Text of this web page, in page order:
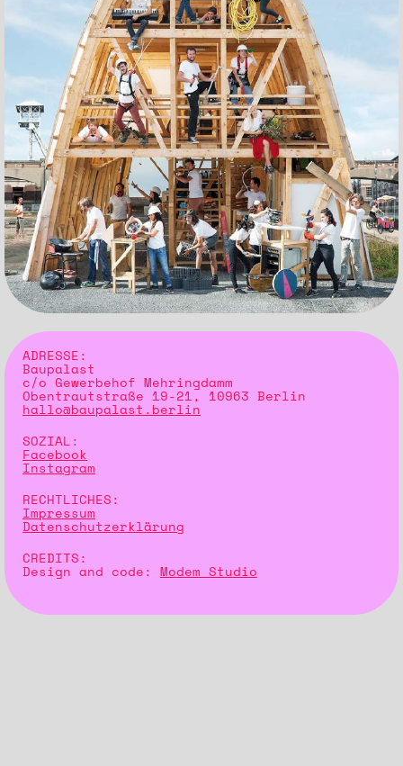
ADRESSE:
Baupalast
c/o Gewerbehof Mehringdamm
Obentrautstraße 19-21, 10963 Berlin
hallo@baupalast.berlin
SOZIAL:
Facebook
Instagram
RECHTLICHES:
Impressum
Datenschutzerklärung
CREDITS:
Design and code: Modem Studio